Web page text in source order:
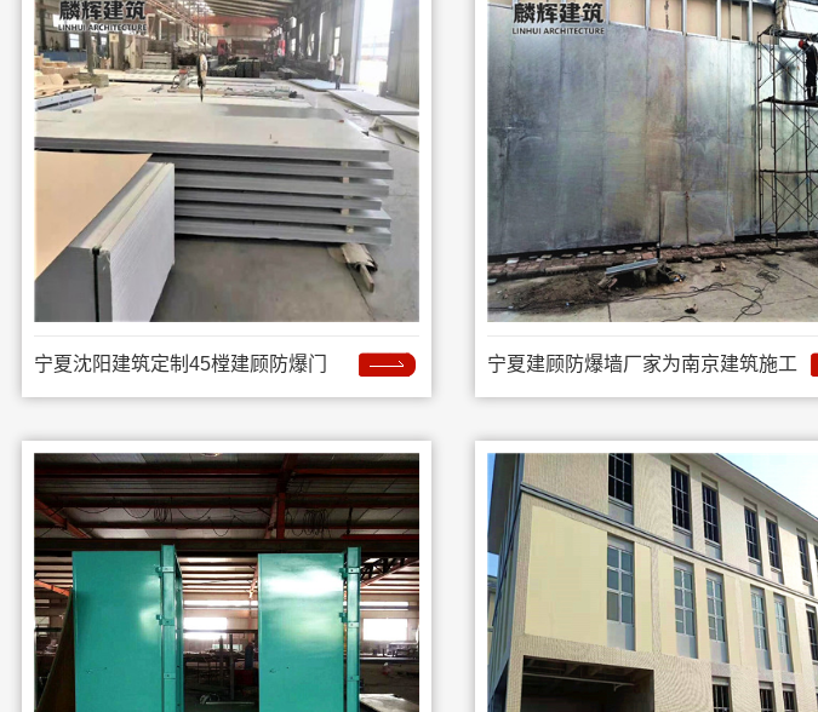
宁夏沈阳建筑定制45樘建顾防爆门 宁夏建顾防爆墙厂家为南京建筑施工